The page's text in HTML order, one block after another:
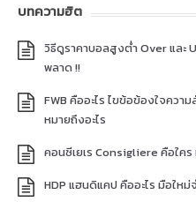
บทความฮิต
วิธีดูราคาบอลสูงต่ำ Over และ
พลาด !!
FWB คืออะไร ไขข้อข้องใจคว
หมายถึงอะไร
คอนซีเยเร Consigliere คือใคร
HDP แฮนดิแคป คืออะไร มือให